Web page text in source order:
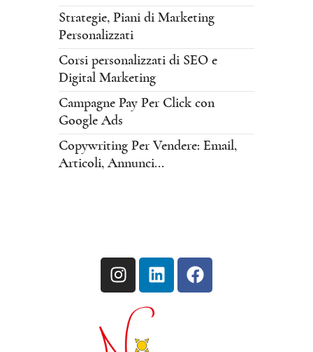
Strategie, Piani di Marketing
Personalizzati
Corsi personalizzati di SEO e
Digital Marketing
Campagne Pay Per Click con
Google Ads
Copywriting Per Vendere: Email,
Articoli, Annunci...